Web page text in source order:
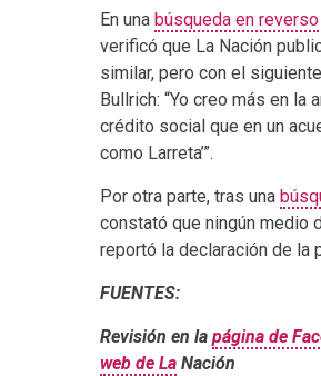
En una búsqueda en reverso
verificó que La Nación
similar, pero con el
Bullrich: “Yo creo más en la
crédito social que en un
como Larreta’”.
Por otra parte, tras una
constató que ningún medio
reportó la declaración de la
FUENTES:
Revisión en la página de
web de La Nación